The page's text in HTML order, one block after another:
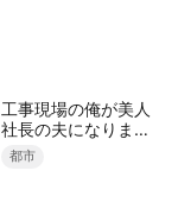
工事現場の俺が美人
社長の夫になりまし
た
都市